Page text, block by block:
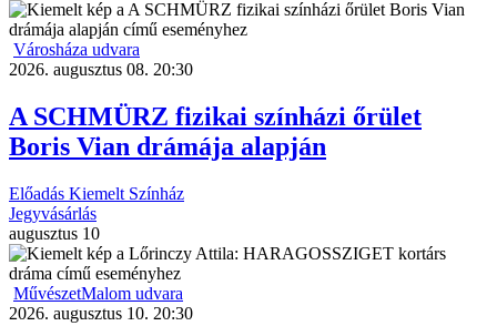
Városháza udvara
2026. augusztus 08. 20:30
A SCHMÜRZ fizikai színházi őrület
Boris Vian drámája alapján
Előadás Kiemelt Színház
Jegyvásárlás
augusztus 10
MűvészetMalom udvara
2026. augusztus 10. 20:30